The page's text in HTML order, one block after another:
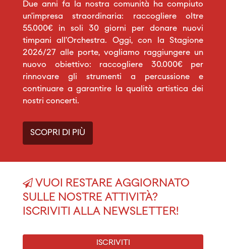
Due anni fa la nostra comunità ha compiuto
un’impresa straordinaria: raccogliere oltre
55.000€ in soli 30 giorni per donare nuovi
timpani all’Orchestra. Oggi, con la Stagione
2026/27 alle porte, vogliamo raggiungere un
nuovo obiettivo: raccogliere 30.000€ per
rinnovare gli strumenti a percussione e
continuare a garantire la qualità artistica dei
nostri concerti.
SCOPRI DI PIÙ
VUOI RESTARE AGGIORNATO
SULLE NOSTRE ATTIVITÀ?
ISCRIVITI ALLA NEWSLETTER!
ISCRIVITI